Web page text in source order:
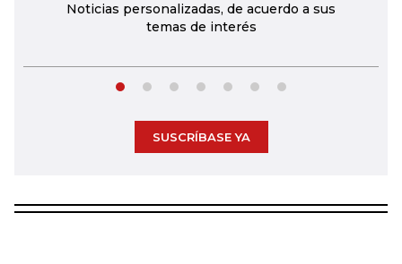
Noticias personalizadas, de acuerdo a sus
temas de interés
SUSCRÍBASE YA